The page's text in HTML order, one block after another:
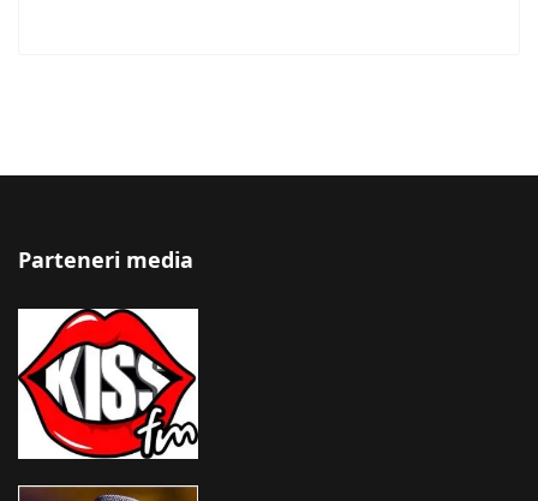
Parteneri media